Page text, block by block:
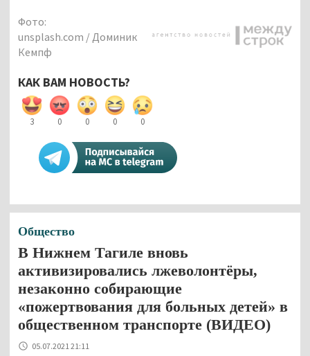
Фото:
unsplash.com / Доминик
Кемпф
КАК ВАМ НОВОСТЬ?
3 0 0 0 0
Общество
В Нижнем Тагиле вновь
активизировались лжеволонтёры,
незаконно собирающие
«пожертвования для больных детей» в
общественном транспорте (ВИДЕО)
05.07.2021 21:11